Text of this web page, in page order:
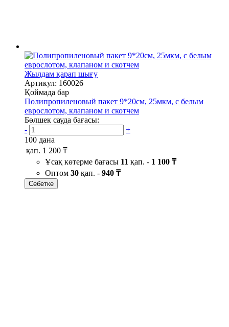
Жылдам қарап шығу
Артикул: 160026
Қоймада бар
Полипропиленовый пакет 9*20см, 25мкм, с белым
еврослотом, клапаном и скотчем
Бөлшек сауда бағасы:
-
+
100 дана
қап. 1 200 ₸
Ұсақ көтерме бағасы 11 қап. - 1 100 ₸
Оптом 30 қап. - 940 ₸
Себетке